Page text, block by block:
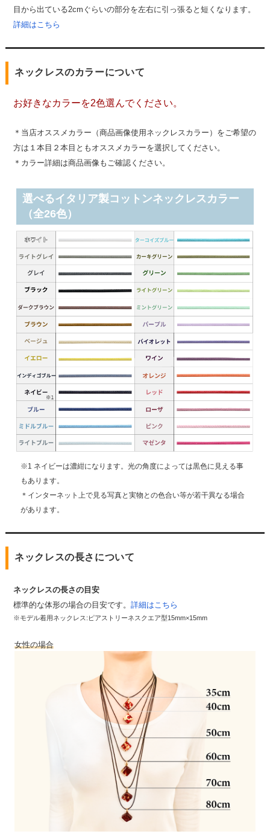
目から出ている2cmぐらいの部分を左右に引っ張ると短くなります。
詳細はこちら
ネックレスのカラーについて
お好きなカラーを2色選んでください。
＊当店オススメカラー（商品画像使用ネックレスカラー）をご希望の
方は１本目２本目ともオススメカラーを選択してください。
＊カラー詳細は商品画像もご確認ください。
選べるイタリア製コットンネックレスカラー
（全26色）
※1 ネイビーは濃紺になります。光の角度によっては黒色に見える事
もあります。
＊インターネット上で見る写真と実物との色合い等が若干異なる場合
があります。
ネックレスの長さについて
ネックレスの長さの目安
標準的な体形の場合の目安です。 詳細はこちら
※モデル着用ネックレス:ピアストリーネスクエア型15mm×15mm
女性の場合